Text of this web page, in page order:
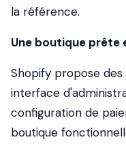
la référence.
Une boutique prête
Shopify propose
interface
configuration de
boutique